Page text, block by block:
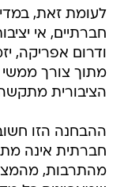
לעומת זאת,
חברתיים, אי
ודרום אפריקה,
מתוך צורך
הציבורית
ההבחנה הזו
חברתית אינה
מהתרבות,